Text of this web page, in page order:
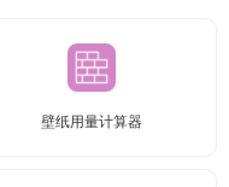
壁纸用量计算器